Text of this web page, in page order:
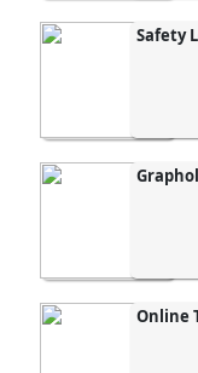
Safety
Online